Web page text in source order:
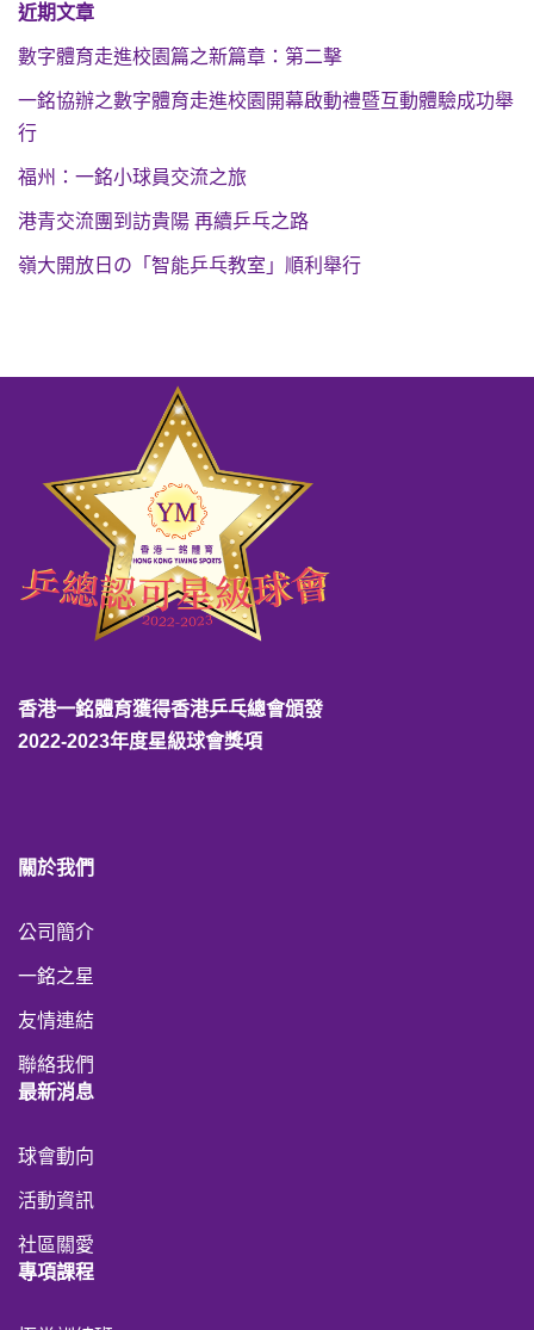
近期文章
數字體育走進校園篇之新篇章：第二擊
一銘協辦之數字體育走進校園開幕啟動禮暨互動體驗成功舉
行
福州：一銘小球員交流之旅
港青交流團到訪貴陽 再續乒乓之路
嶺大開放日の「智能乒乓教室」順利舉行
香港一銘體育獲得香港乒乓總會頒發
2022-2023年度星級球會獎項
關於我們
公司簡介
一銘之星
友情連結
聯絡我們
最新消息
球會動向
活動資訊
社區關愛
專項課程